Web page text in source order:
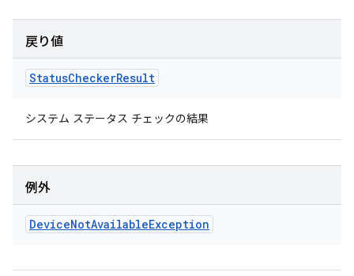
戻り値
StatusCheckerResult
システム ステータス チェックの結果
例外
DeviceNotAvailableException